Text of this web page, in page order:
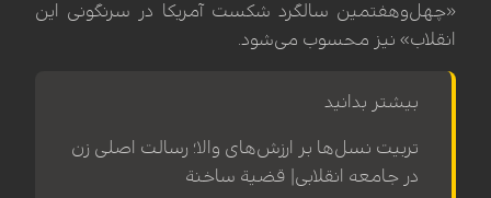
«چهل‌وهفتمین سالگرد شکست آمریکا در سرنگونی این
انقلاب» نیز محسوب می‌شود.
بیشتر بدانید
تربیت نسل‌ها بر ارزش‌های والا؛ رسالت اصلی زن
در جامعه انقلابی| قضیة ساخنة